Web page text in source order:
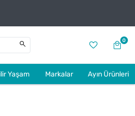
0
Yaşam Markalar Ayın Ürünleri